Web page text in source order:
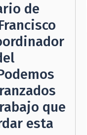
de
que
esta